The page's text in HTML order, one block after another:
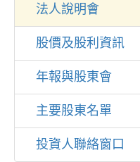
法人說明會
股價及股利資訊
年報與股東會
主要股東名單
投資人聯絡窗口